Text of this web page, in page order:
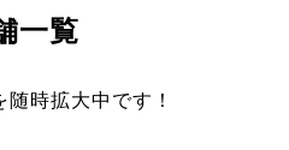
一覧
時拡大中です！